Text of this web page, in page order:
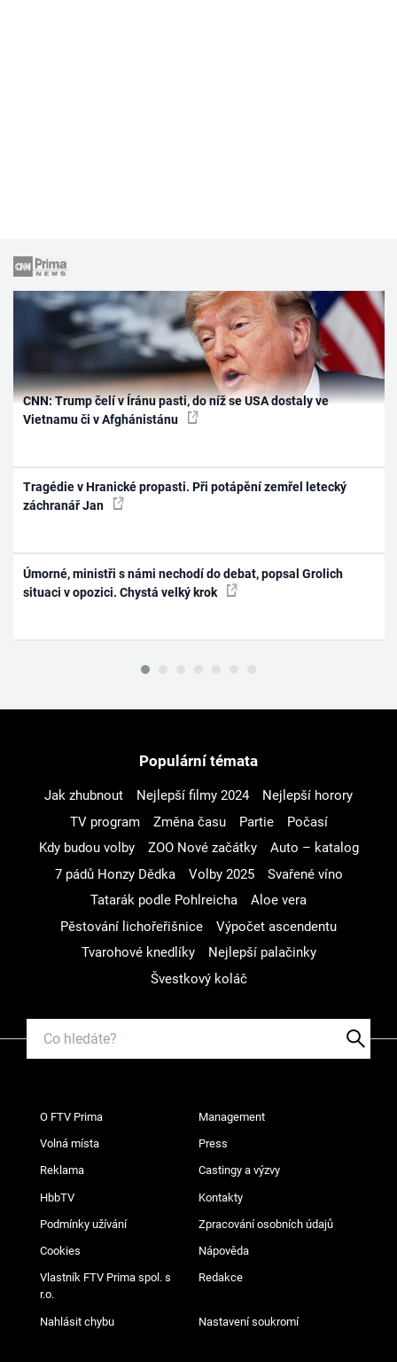
CNN: Trump čelí v Íránu pasti, do níž se USA dostaly ve
Vietnamu či v Afghánistánu
Tragédie v Hranické propasti. Při potápění zemřel letecký
záchranář Jan
Úmorné, ministři s námi nechodí do debat, popsal Grolich
situaci v opozici. Chystá velký krok
Populární témata
Jak zhubnout Nejlepší filmy 2024
Nejlepší horory
TV program
Změna času Partie
Počasí
Kdy budou volby
ZOO Nové začátky
Auto – katalog
7 pádů Honzy Dědka
Volby 2025
Svařené víno
Tatarák podle Pohlreicha
Aloe vera
Pěstování lichořeřišnice
Výpočet ascendentu
Tvarohové knedlíky
Nejlepší palačinky
Švestkový koláč
O FTV Prima Management
Volná místa Press
Reklama Castingy a výzvy
HbbTV Kontakty
Podmínky užívání Zpracování osobních údajů
Cookies Nápověda
Vlastník FTV Prima spol. s
r.o.
Redakce
Nahlásit chybu Nastavení soukromí